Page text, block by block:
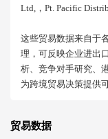
Ltd,，pt. Pacific
这些贸易数据来自于
理，可反映企业进出
析、竞争对手研究、
为跨境贸易决策提供
贸易数据